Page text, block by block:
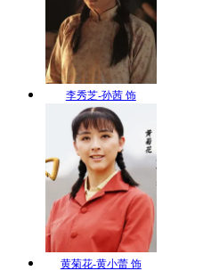
李秀芝-孙茜 饰
黄菊花-黄小蕾 饰